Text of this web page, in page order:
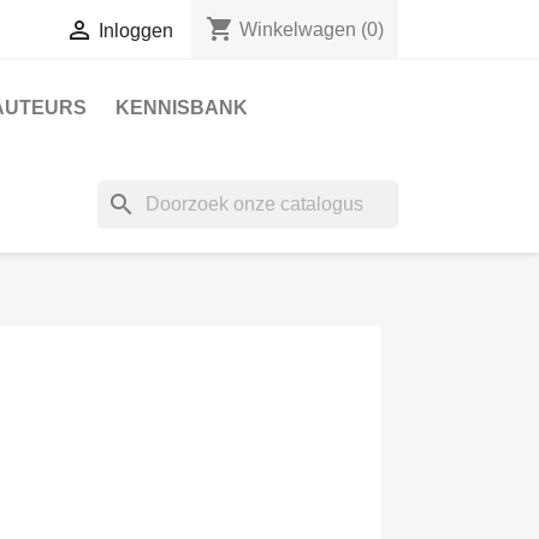
 Inloggen shopping_cart Winkelwagen (0)
KENNISBANK
search